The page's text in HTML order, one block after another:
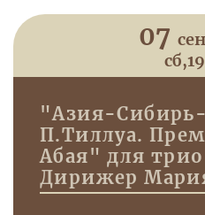
07
сб,
"Азия-
П.Тиллуа.
Абая" для
Дирижер